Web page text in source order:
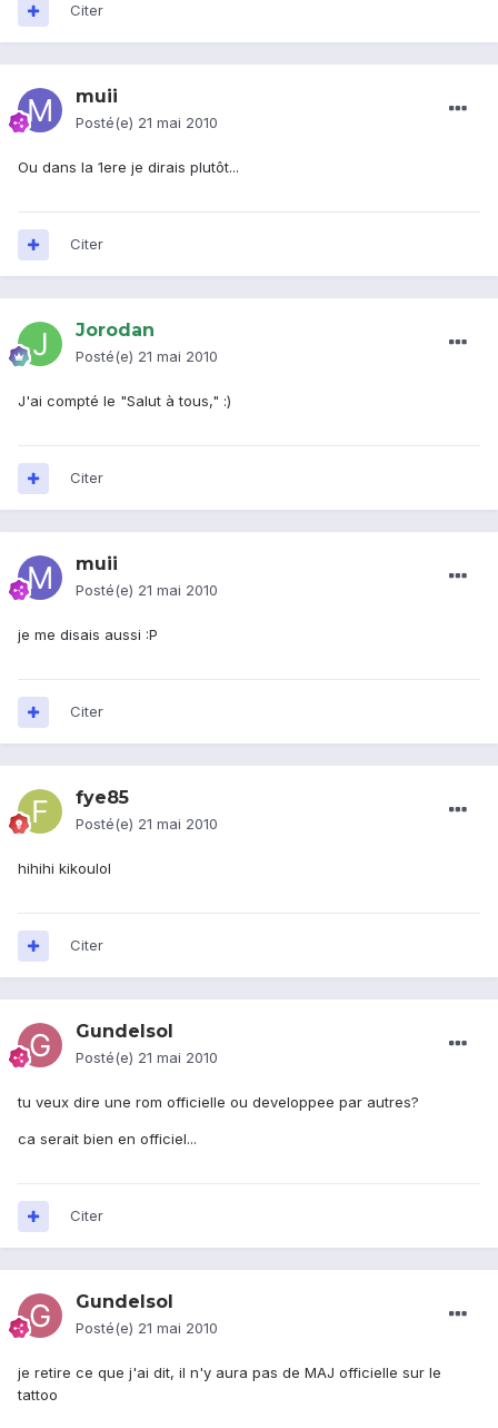
Citer
muii
Posté(e) 21 mai 2010
Ou dans la 1ere je dirais plutôt...
Citer
Jorodan
Posté(e) 21 mai 2010
J'ai compté le "Salut à tous," :)
Citer
muii
Posté(e) 21 mai 2010
je me disais aussi :P
Citer
fye85
Posté(e) 21 mai 2010
hihihi kikoulol
Citer
Gundelsol
Posté(e) 21 mai 2010
tu veux dire une rom officielle ou developpee par autres?
ca serait bien en officiel...
Citer
Gundelsol
Posté(e) 21 mai 2010
je retire ce que j'ai dit, il n'y aura pas de MAJ officielle sur le
tattoo